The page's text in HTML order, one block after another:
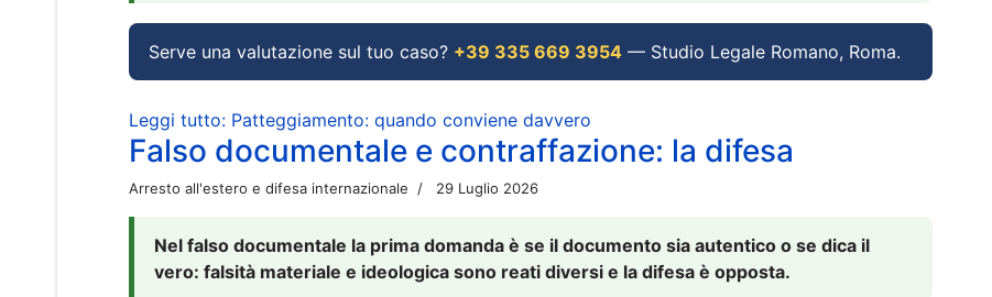
Serve una valutazione sul tuo caso? +39 335 669 3954 — Studio Legale Romano, Roma.
Leggi tutto: Patteggiamento: quando conviene davvero
Falso documentale e contraffazione: la difesa
Arresto all'estero e difesa internazionale 29 Luglio 2026
Nel falso documentale la prima domanda è se il documento sia autentico o se dica il
vero: falsità materiale e ideologica sono reati diversi e la difesa è opposta.